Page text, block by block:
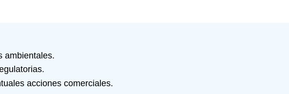
ambientales.
acciones comerciales.